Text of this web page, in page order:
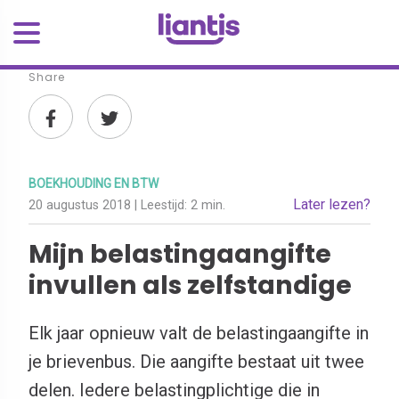
Share
BOEKHOUDING EN BTW
20 augustus 2018 | Leestijd: 2 min. Later lezen?
Mijn belastingaangifte
invullen als zelfstandige
Elk jaar opnieuw valt de belastingaangifte in
je brievenbus. Die aangifte bestaat uit twee
delen. Iedere belastingplichtige die in